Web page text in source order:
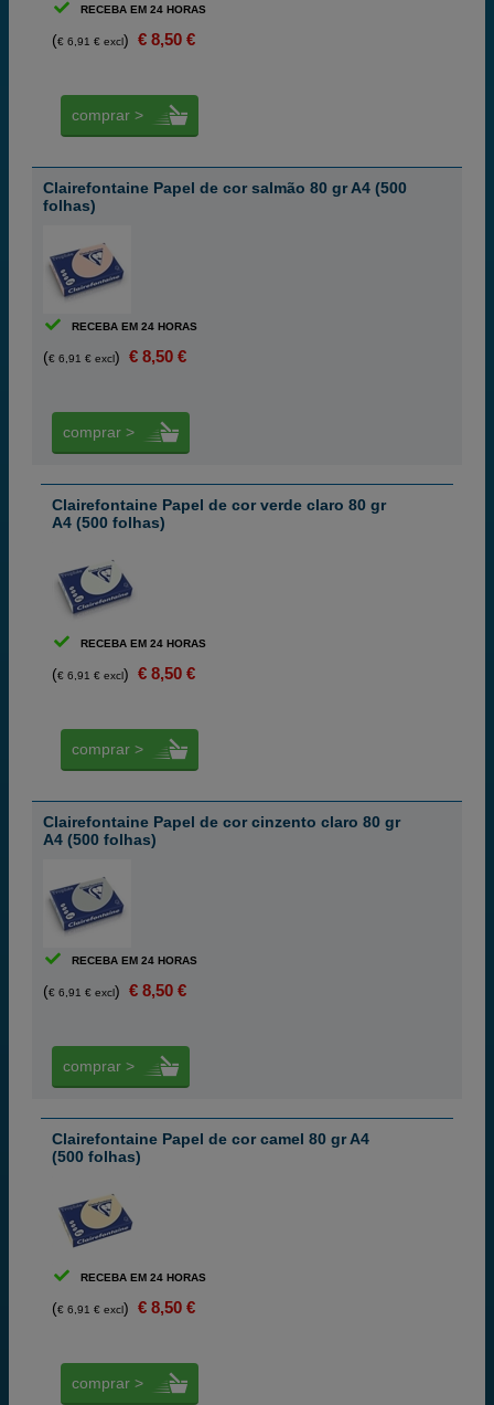
RECEBA EM 24 HORAS
(€ 6,91 € excl) € 8,50 €
comprar >
Clairefontaine Papel de cor salmão 80 gr A4 (500
folhas)
RECEBA EM 24 HORAS
(€ 6,91 € excl) € 8,50 €
comprar >
Clairefontaine Papel de cor verde claro 80 gr
A4 (500 folhas)
RECEBA EM 24 HORAS
(€ 6,91 € excl) € 8,50 €
comprar >
Clairefontaine Papel de cor cinzento claro 80 gr
A4 (500 folhas)
RECEBA EM 24 HORAS
(€ 6,91 € excl) € 8,50 €
comprar >
Clairefontaine Papel de cor camel 80 gr A4
(500 folhas)
RECEBA EM 24 HORAS
(€ 6,91 € excl) € 8,50 €
comprar >